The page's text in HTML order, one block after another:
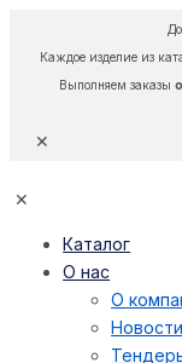
Каждое изделие из
Выполняем заказы
✕
✕
Каталог
О нас
О